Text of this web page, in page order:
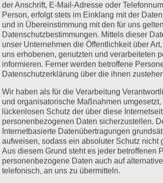
der Anschrift, E-Mail-Adresse oder
Person, erfolgt stets im Einklang mit der
und in Übereinstimmung mit den für uns
Datenschutzbestimmungen. Mittels dieser
unser Unternehmen die Öffentlichkeit über
uns erhobenen, genutzten und verarbeiteten
informieren. Ferner werden betroffene
Datenschutzerklärung über die ihnen
Wir haben als für die Verarbeitung
und organisatorische Maßnahmen
lückenlosen Schutz der über diese
personenbezogenen Daten sicherzustellen.
Internetbasierte Datenübertragungen
aufweisen, sodass ein absoluter Schutz nicht
Aus diesem Grund steht es jeder betroffenen
personenbezogene Daten auch auf
telefonisch, an uns zu übermitteln.